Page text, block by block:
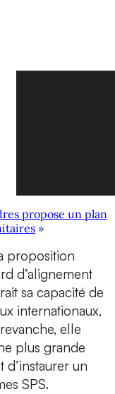
propose un plan
»
proposition
d’alignement
sa capacité de
internationaux,
elle
plus grande
un
SPS.